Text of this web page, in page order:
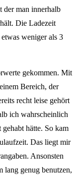
der man innerhalb
Die Ladezeit
weniger als 3
gekommen. Mit
Bereich, der
recht leise gehört
ich wahrscheinlich
hätte. So kam
Das liegt mir
Ansonsten
lang genug benutzen,